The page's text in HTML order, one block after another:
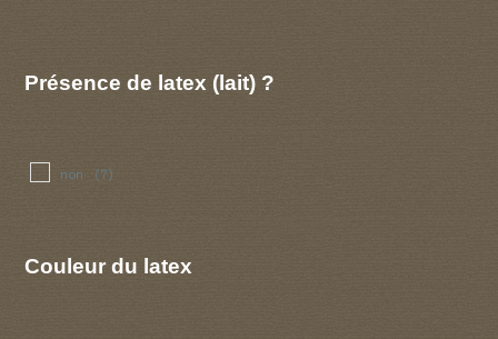
Présence de latex (lait) ?
non (7)
Couleur du latex